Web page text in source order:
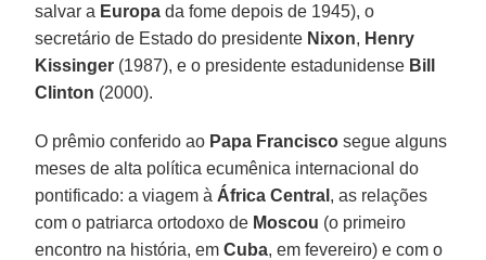
salvar a Europa da fome depois de 1945), o
secretário de Estado do presidente Nixon, Henry
Kissinger (1987), e o presidente estadunidense Bill
Clinton (2000).
O prêmio conferido ao Papa Francisco segue alguns
meses de alta política ecumênica internacional do
pontificado: a viagem à África Central , as relações
com o patriarca ortodoxo de Moscou (o primeiro
encontro na história, emCuba, em fevereiro) e com o